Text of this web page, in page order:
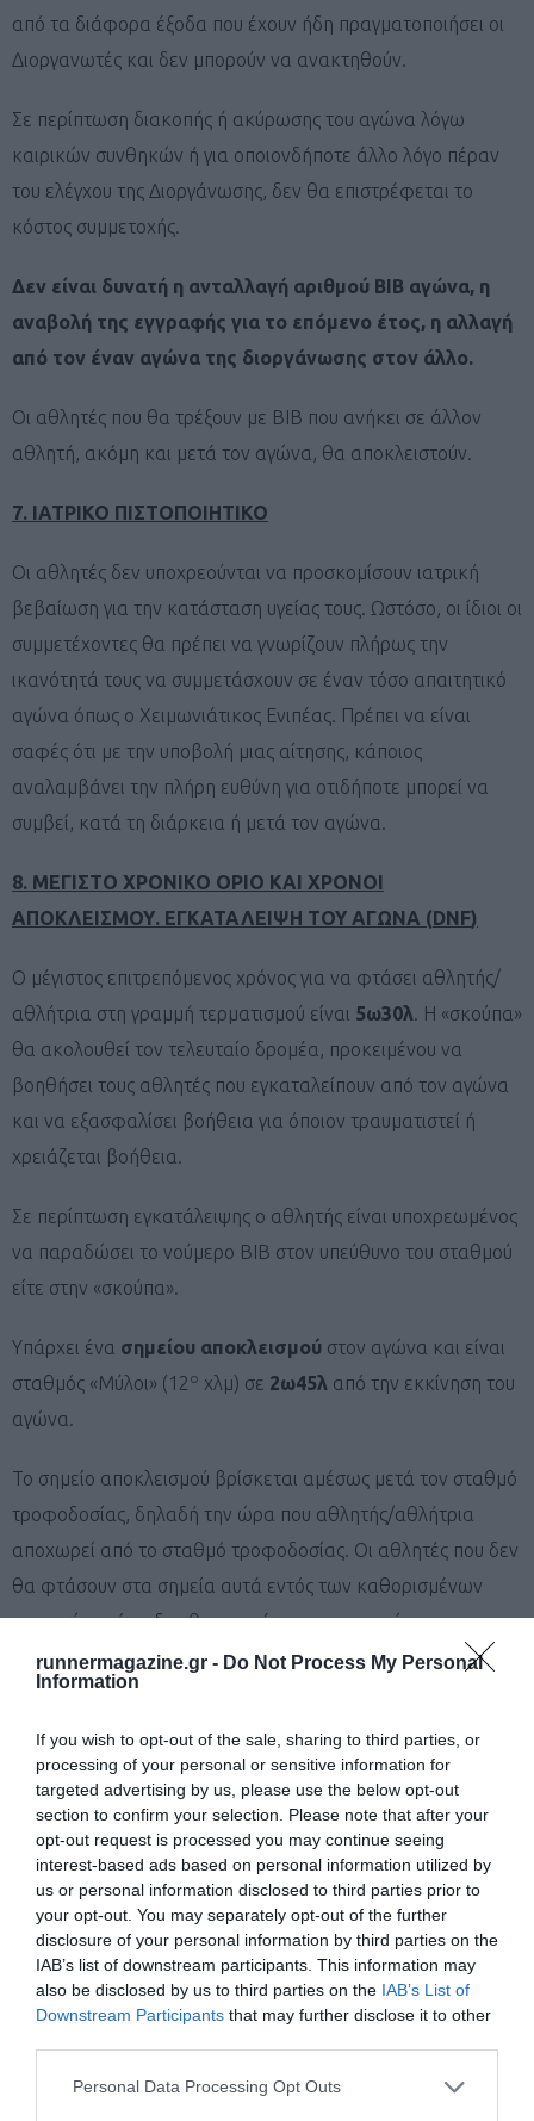
runnermagazine.gr - Do Not Process My Personal
Information
If you wish to opt-out of the sale, sharing to third parties, or
processing of your personal or sensitive information for
targeted advertising by us, please use the below opt-out
section to confirm your selection. Please note that after your
opt-out request is processed you may continue seeing
interest-based ads based on personal information utilized by
us or personal information disclosed to third parties prior to
your opt-out. You may separately opt-out of the further
disclosure of your personal information by third parties on the
IAB’s list of downstream participants. This information may
also be disclosed by us to third parties on the IAB’s List of
Downstream Participants that may further disclose it to other
Personal Data Processing Opt Outs
από τα διάφορα έξοδα που έχουν ήδη πραγματοποιήσει οι
Διοργανωτές και δεν μπορούν να ανακτηθούν.
Σε περίπτωση διακοπής ή ακύρωσης του αγώνα λόγω
καιρικών συνθηκών ή για οποιονδήποτε άλλο λόγο πέραν
του ελέγχου της Διοργάνωσης, δεν θα επιστρέφεται το
κόστος συμμετοχής.
Δεν είναι δυνατή η ανταλλαγή αριθμού BIB αγώνα, η
αναβολή της εγγραφής για το επόμενο έτος, η αλλαγή
από τον έναν αγώνα της διοργάνωσης στον άλλο.
Οι αθλητές που θα τρέξουν με BIB που ανήκει σε άλλον
αθλητή, ακόμη και μετά τον αγώνα, θα αποκλειστούν.
7. ΙΑΤΡΙΚΟ ΠΙΣΤΟΠΟΙΗΤΙΚΟ
Οι αθλητές δεν υποχρεούνται να προσκομίσουν ιατρική
βεβαίωση για την κατάσταση υγείας τους. Ωστόσο, οι ίδιοι οι
συμμετέχοντες θα πρέπει να γνωρίζουν πλήρως την
ικανότητά τους να συμμετάσχουν σε έναν τόσο απαιτητικό
αγώνα όπως ο Χειμωνιάτικος Ενιπέας. Πρέπει να είναι
σαφές ότι με την υποβολή μιας αίτησης, κάποιος
αναλαμβάνει την πλήρη ευθύνη για οτιδήποτε μπορεί να
συμβεί, κατά τη διάρκεια ή μετά τον αγώνα.
8. ΜΕΓΙΣΤΟ ΧΡΟΝΙΚΟ ΟΡΙΟ ΚΑΙ ΧΡΟΝΟΙ
ΑΠΟΚΛΕΙΣΜΟΥ. ΕΓΚΑΤΑΛΕΙΨΗ ΤΟΥ ΑΓΩΝΑ (DNF)
Ο μέγιστος επιτρεπόμενος χρόνος για να φτάσει αθλητής/
αθλήτρια στη γραμμή τερματισμού είναι 5ω30λ. Η «σκούπα»
θα ακολουθεί τον τελευταίο δρομέα, προκειμένου να
βοηθήσει τους αθλητές που εγκαταλείπουν από τον αγώνα
και να εξασφαλίσει βοήθεια για όποιον τραυματιστεί ή
χρειάζεται βοήθεια.
Σε περίπτωση εγκατάλειψης ο αθλητής είναι υποχρεωμένος
να παραδώσει το νούμερο ΒΙΒ στον υπεύθυνο του σταθμού
είτε στην «σκούπα».
Υπάρχει ένα σημείου αποκλεισμού στον αγώνα και είναι
σταθμός «Μύλοι» (12 ο χλμ) σε 2ω45λ από την εκκίνηση του
αγώνα.
Το σημείο αποκλεισμού βρίσκεται αμέσως μετά τον σταθμό
τροφοδοσίας, δηλαδή την ώρα που αθλητής/αθλήτρια
αποχωρεί από το σταθμό τροφοδοσίας. Οι αθλητές που δεν
θα φτάσουν στα σημεία αυτά εντός των καθορισμένων
χρονικών ορίων δεν θα επιτρέπεται να συνεχίσουν τον
αγώνα. Τα σημεία αποκλεισμού ορίζονται για την ασφάλεια
των ίδιων των αθλητών καθώς και για την ομαλή
λειτουργία του αγώνα. Προκειμένου να διασφαλιστεί η
υγεία των συμμετεχόντων, οι ιατρικοί εκπρόσωποι της
διοργάνωσης στα σημεία ελέγχου έχουν την εξουσία να
εμποδίζουν τους δρομείς που κρίνονται ακατάλληλοι να
συνεχίσουν τον αγώνα. Οι υπεύθυνοι του αγώνα διατηρούν
το δικαίωμα να αποκλείσουν αθλητές που δεν σέβονται
τους κανόνες.
Αν εγκαταλείψουν στο σταθμό «Σταυρός» θα υπάρχει όχημα